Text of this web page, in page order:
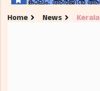
Home News Kerala